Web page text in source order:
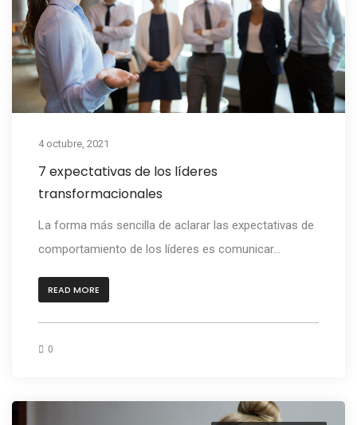
4 octubre, 2021
7 expectativas de los líderes
transformacionales
La forma más sencilla de aclarar las expectativas de
comportamiento de los líderes es comunicar...
READ MORE
0